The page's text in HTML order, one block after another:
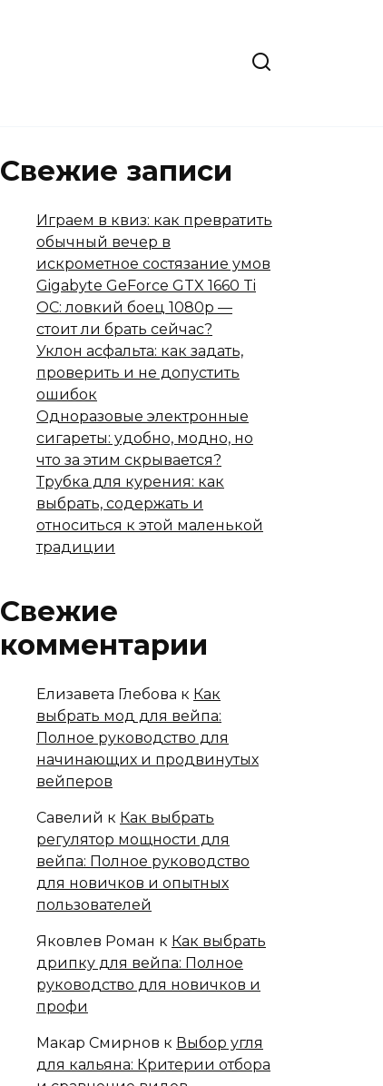
Свежие записи
Играем в квиз: как превратить
обычный вечер в
искрометное состязание умов
Gigabyte GeForce GTX 1660 Ti
OC: ловкий боец 1080p —
стоит ли брать сейчас?
Уклон асфальта: как задать,
проверить и не допустить
ошибок
Одноразовые электронные
сигареты: удобно, модно, но
что за этим скрывается?
Трубка для курения: как
выбрать, содержать и
относиться к этой маленькой
традиции
Свежие
комментарии
Елизавета Глебова к Как
выбрать мод для вейпа:
Полное руководство для
начинающих и продвинутых
вейперов
Савелий к Как выбрать
регулятор мощности для
вейпа: Полное руководство
для новичков и опытных
пользователей
Яковлев Роман к Как выбрать
дрипку для вейпа: Полное
руководство для новичков и
профи
Макар Смирнов к Выбор угля
для кальяна: Критерии отбора